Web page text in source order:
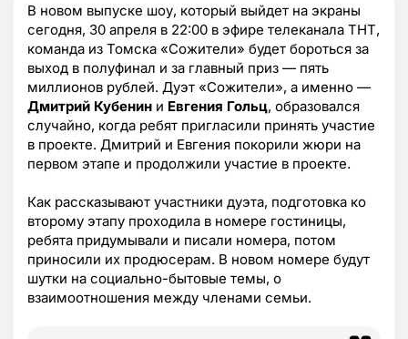
В новом выпуске шоу, который выйдет на экраны
сегодня, 30 апреля в 22:00 в эфире телеканала ТНТ,
команда из Томска «Сожители» будет бороться за
выход в полуфинал и за главный приз — пять
миллионов рублей. Дуэт «Сожители», а именно —
Дмитрий Кубенин и Евгения Гольц, образовался
случайно, когда ребят пригласили принять участие
в проекте. Дмитрий и Евгения покорили жюри на
первом этапе и продолжили участие в проекте.
Как рассказывают участники дуэта, подготовка ко
второму этапу проходила в номере гостиницы,
ребята придумывали и писали номера, потом
приносили их продюсерам. В новом номере будут
шутки на социально-бытовые темы, о
взаимоотношения между членами семьи.